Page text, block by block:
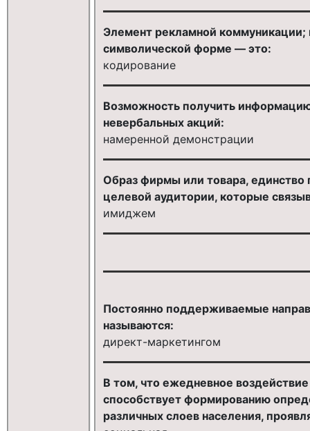
Элемент рекламной
символической форме — это:
кодирование
Возможность получить
невербальных акций:
намеренной демонстрации
Образ фирмы или товара, единство
целевой аудитории, которые
имиджем
Постоянно поддерживаемые
называются:
директ-маркетингом
В том, что ежедневное
способствует формированию
различных слоев населения,